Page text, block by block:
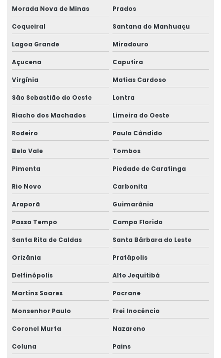
Morada Nova de Minas Prados
Coqueiral Santana do Manhuaçu
Lagoa Grande Miradouro
Açucena Caputira
Virgínia Matias Cardoso
São Sebastião do Oeste Lontra
Riacho dos Machados Limeira do Oeste
Rodeiro Paula Cândido
Belo Vale Tombos
Pimenta Piedade de Caratinga
Rio Novo Carbonita
Araporã Guimarânia
Passa Tempo Campo Florido
Santa Rita de Caldas Santa Bárbara do Leste
Orizânia Pratápolis
Delfinópolis Alto Jequitibá
Martins Soares Pocrane
Monsenhor Paulo Frei Inocêncio
Coronel Murta Nazareno
Coluna Pains